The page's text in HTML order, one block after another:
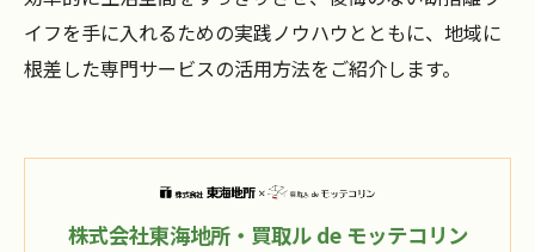
イフを手に入れるための実践ノウハウとともに、地域に
根差した専門サービスの活用方法をご紹介します。
株式会社東海地所・買取ル de モッテコリン